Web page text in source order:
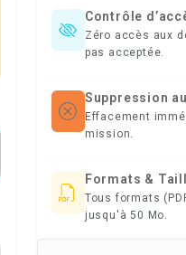
Contrôle
Zéro accès aux
pas acceptée.
Suppression
Effacement
mission.
Formats &
Tous formats
jusqu'à 50 Mo.